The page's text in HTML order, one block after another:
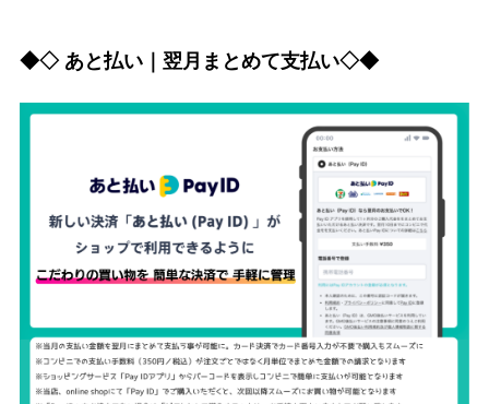
◆◇ あと払い｜翌月まとめて支払い◇◆